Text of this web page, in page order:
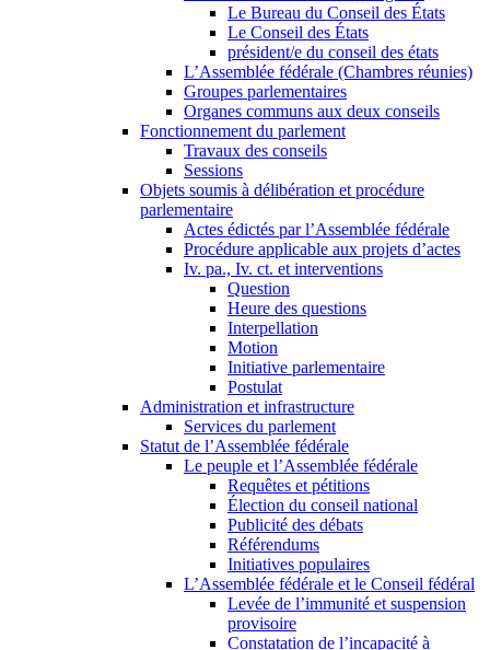
Le Bureau du Conseil des États
Le Conseil des États
président/e du conseil des états
L’Assemblée fédérale (Chambres réunies)
Groupes parlementaires
Organes communs aux deux conseils
Fonctionnement du parlement
Travaux des conseils
Sessions
Objets soumis à délibération et procédure
parlementaire
Actes édictés par l’Assemblée fédérale
Procédure applicable aux projets d’actes
Iv. pa., Iv. ct. et interventions
Question
Heure des questions
Interpellation
Motion
Initiative parlementaire
Postulat
Administration et infrastructure
Services du parlement
Statut de l’Assemblée fédérale
Le peuple et l’Assemblée fédérale
Requêtes et pétitions
Élection du conseil national
Publicité des débats
Référendums
Initiatives populaires
L’Assemblée fédérale et le Conseil fédéral
Levée de l’immunité et suspension
provisoire
Constatation de l’incapacité à